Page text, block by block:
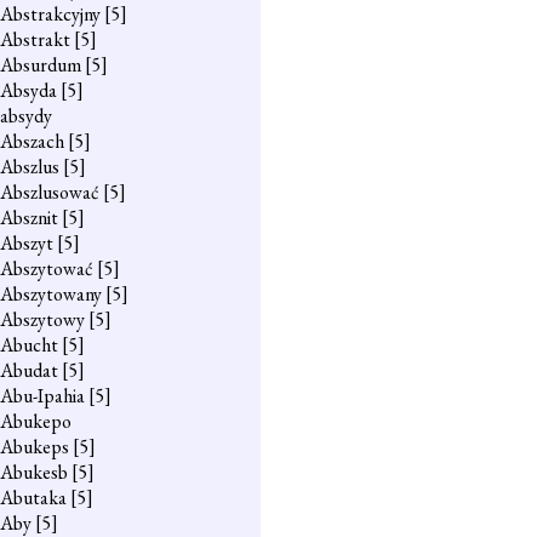
Abstrakcyjny[5]
Abstrakt[5]
Absurdum[5]
Absyda[5]
absydy
Abszach[5]
Abszlus [5]
Abszlusować [5]
Absznit[5]
Abszyt[5]
Abszytować [5]
Abszytowany[5]
Abszytowy[5]
Abucht[5]
Abudat[5]
Abu-Ipahia[5]
Abukepo
Abukeps [5]
Abukesb [5]
Abutaka[5]
Aby[5]